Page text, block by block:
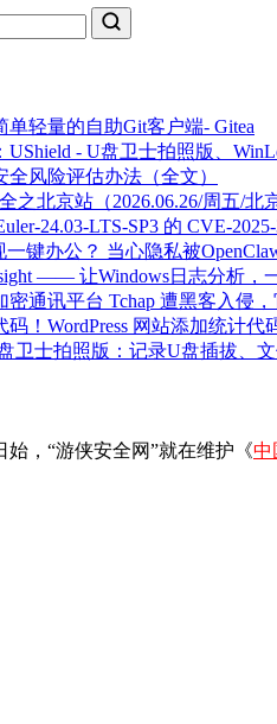
单轻量的自助Git客户端- Gitea
UShield - U盘卫士拍照版、
全风险评估办法（全文）
之北京站（2026.06.26/周五/北
24.03-LTS-SP3 的 CVE-
一键办公？ 当心隐私被
—— 让Windows日志分析，
密通讯平台 Tchap 遭黑客入侵
码！WordPress 网站添加统计代
卫士拍照版：记录U盘插拔、
始，“游侠安全网”就在维护《中